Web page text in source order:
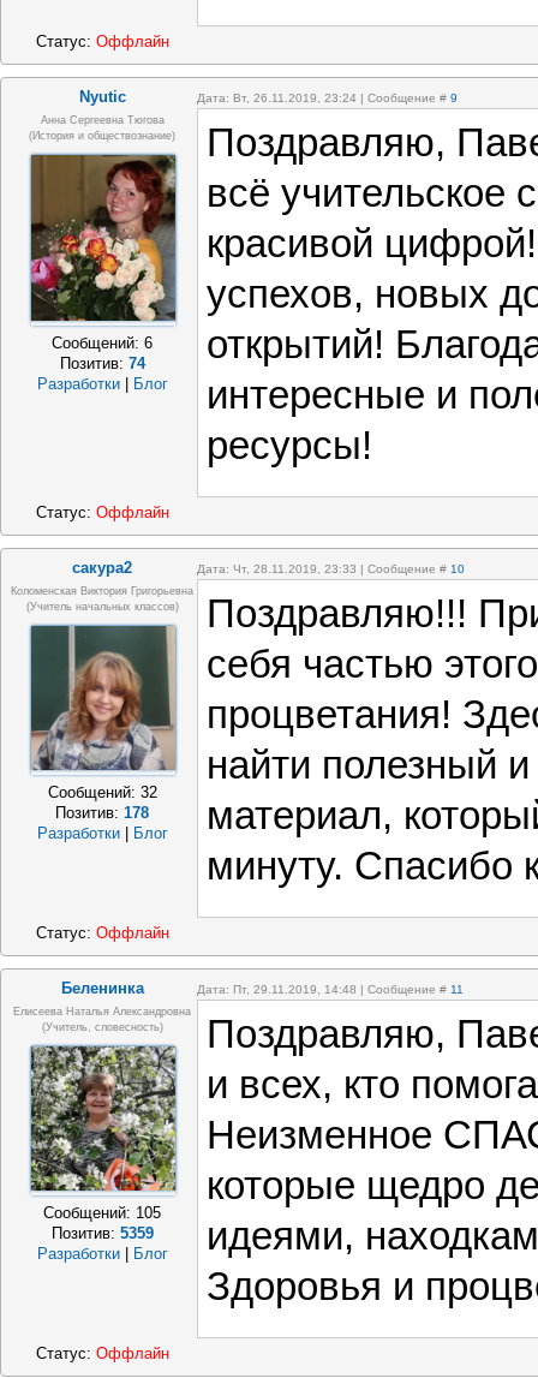
Статус: Оффлайн
Nyutic Дата: Вт, 26.11.2019, 23:24 | Сообщение # 9
Анна Сергеевна Тюгова
(история и обществознание)
Сообщений:6
Позитив: 74
Разработки
Блог
Поздравляю,
всё учительское
красивой
успехов, новых
открытий!
интересные и
ресурсы!
Статус: Оффлайн
сакура2 Дата: Чт, 28.11.2019, 23:33 | Сообщение # 10
Коломенская Виктория Григорьевна
(Учитель начальных классов)
Сообщений: 32
Позитив:178
Разработки
Блог
Поздравляю!!!
себя частью
процветания!
найти полезный
материал,
минуту. Спасибо
Статус: Оффлайн
Беленинка Дата: Пт, 29.11.2019, 14:48 | Сообщение # 11
Елисеева Наталья Александровна
(Учитель, словесность)
Сообщений: 105
Позитив: 5359
Разработки
Блог
Поздравляю,
и всех, кто
Неизменное
которые щедро
идеями,
Здоровья и
Статус: Оффлайн